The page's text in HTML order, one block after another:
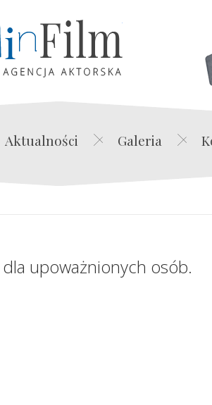
Edwin Film Agencja
Aktualności Galeria
upoważnionych osób.